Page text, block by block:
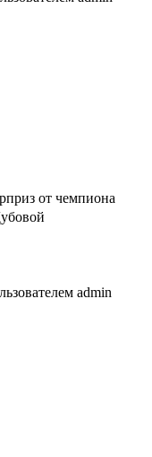
от чемпиона
admin